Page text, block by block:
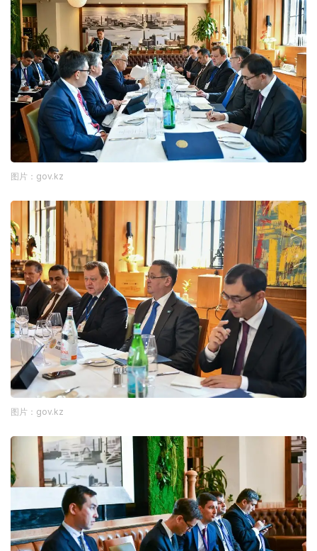
图片：gov.kz
图片：gov.kz